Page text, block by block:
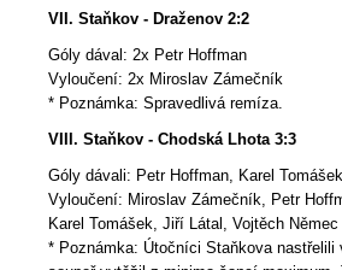
VII. Staňkov - Draženov 2:2
Góly dával: 2x Petr Hoffman
Vyloučení: 2x Miroslav Zámečník
* Poznámka: Spravedlivá remíza.
VIII. Staňkov - Chodská Lhota 3:3
Góly dávali: Petr Hoffman, Karel
Vyloučení: Miroslav Zámečník, Petr
Karel Tomášek, Jiří Látal, Vojtěch Němec
* Poznámka: Útočníci Staňkova nastřelili